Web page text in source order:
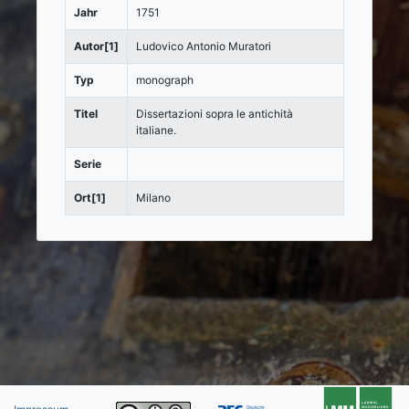
Jahr 1751
Autor[1] Ludovico Antonio Muratori
Typ monograph
Titel
Dissertazioni sopra le antichità
italiane.
Serie
Ort[1] Milano